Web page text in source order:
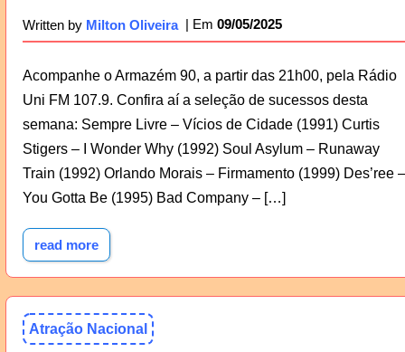
Written by Milton Oliveira 09/05/2025
Acompanhe o Armazém 90, a partir das 21h00, pela Rádio
Uni FM 107.9. Confira aí a seleção de sucessos desta
semana: Sempre Livre – Vícios de Cidade (1991) Curtis
Stigers – I Wonder Why (1992) Soul Asylum – Runaway
Train (1992) Orlando Morais – Firmamento (1999) Des’ree –
You Gotta Be (1995) Bad Company – […]
read more
Atração Nacional